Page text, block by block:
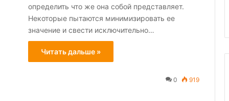
определить что же она собой представляет.
Некоторые пытаются минимизировать ее
значение и свести исключительно…
Читать дальше »
0 919